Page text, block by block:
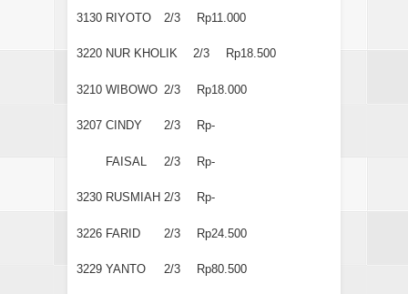
3130 RIYOTO 2/3 Rp11.000
3220 NUR KHOLIK 2/3 Rp18.500
3210 WIBOWO 2/3 Rp18.000
3207 CINDY 2/3 Rp-
FAISAL 2/3 Rp-
3230 RUSMIAH 2/3 Rp-
3226 FARID 2/3 Rp24.500
3229 YANTO 2/3 Rp80.500